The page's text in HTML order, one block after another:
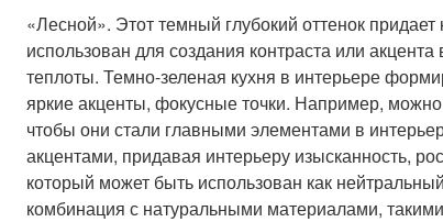
«Лесной». Этот темный глубокий оттенок
использован для создания контраста или
теплоты. Темно-зеленая кухня в интерьере
яркие акценты, фокусные точки. Например,
чтобы они стали главными элементами в
акцентами, придавая интерьеру изысканность,
который может быть использован как
комбинация с натуральными материалами,